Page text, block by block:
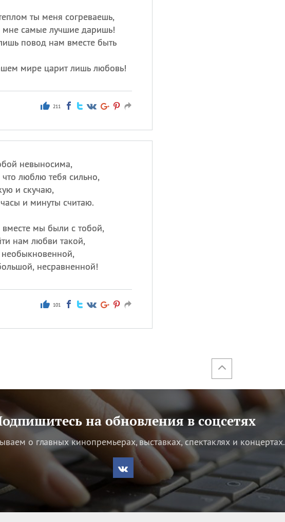
ты меня согреваешь,
мне самые лучшие даришь!
повод нам вместе быть
мире царит лишь любовь!
211
невыносима,
что люблю тебя сильно,
и скучаю,
и минуты считаю.
вместе мы были с тобой,
нам любви такой,
несравненной!
101
на обновления в соцсетях
о главных кинопремьерах, выставках, спектаклях и концертах.